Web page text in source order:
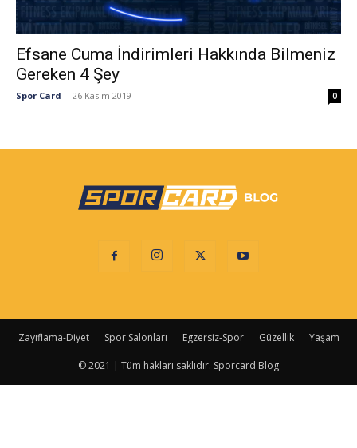
Efsane Cuma İndirimleri Hakkında Bilmeniz
Gereken 4 Şey
Spor Card - 26 Kasım 2019 0
Zayıflama-Diyet Spor Salonları Egzersiz-Spor Güzellik Yaşam
© 2021 | Tüm hakları saklıdır. Sporcard Blog